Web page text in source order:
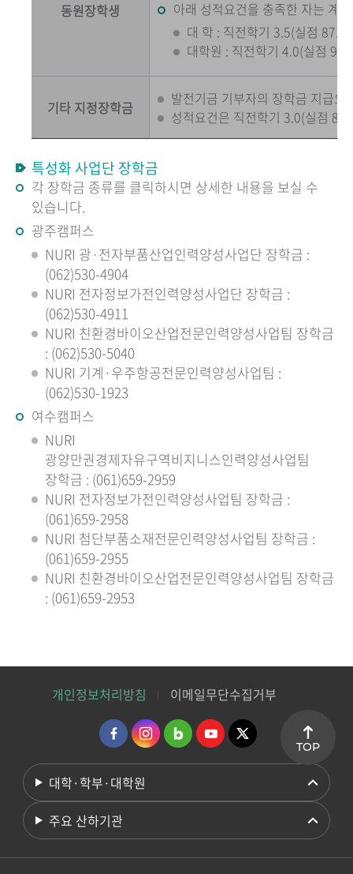
동원장학생
아래 성적요건을 충족한 자는 계
대 학 : 직전학기 3.5(실점 87.5
대학원 : 직전학기 4.0(실점
기타 지정장학금
발전기금 기부자의 장학금 지급요
성적요건은 직전학기 3.0(실점 80
특성화 사업단 장학금
각 장학금 종류를 클릭하시면 상세한 내용을 보실 수
있습니다.
광주캠퍼스
NURI 광·전자부품산업인력양성사업단 장학금 :
(062)530-4904
NURI 전자정보가전인력양성사업단 장학금 :
(062)530-4911
NURI 친환경바이오산업전문인력양성사업팀 장학금
: (062)530-5040
NURI 기계·우주항공전문인력양성사업팀 :
(062)530-1923
여수캠퍼스
NURI
광양만권경제자유구역비지니스인력양성사업팀
장학금 : (061)659-2959
NURI 전자정보가전인력양성사업팀 장학금 :
(061)659-2958
NURI 첨단부품소재전문인력양성사업팀 장학금 :
(061)659-2955
NURI 친환경바이오산업전문인력양성사업팀 장학금
: (061)659-2953
개인정보처리방침 이메일무단수집거부
대학·학부·대학원
주요 산하기관
TOP